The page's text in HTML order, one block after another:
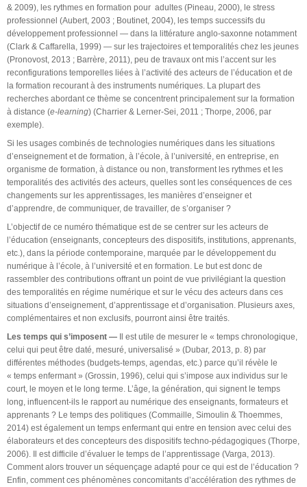
& 2009), les rythmes en formation pour adultes (Pineau, 2000), le stress
professionnel (Aubert, 2003 ; Boutinet, 2004), les temps successifs du
développement professionnel — dans la littérature anglo-saxonne notamment
(Clark & Caffarella, 1999) — sur les trajectoires et temporalités chez les jeunes
(Pronovost, 2013 ; Barrère, 2011), peu de travaux ont mis l’accent sur les
reconfigurations temporelles liées à l’activité des acteurs de l’éducation et de
la formation recourant à des instruments numériques. La plupart des
recherches abordant ce thème se concentrent principalement sur la formation
à distance (e-learning) (Charrier & Lerner-Sei, 2011 ; Thorpe, 2006, par
exemple).
Si les usages combinés de technologies numériques dans les situations
d’enseignement et de formation, à l’école, à l’université, en entreprise, en
organisme de formation, à distance ou non, transforment les rythmes et les
temporalités des activités des acteurs, quelles sont les conséquences de ces
changements sur les apprentissages, les manières d’enseigner et
d’apprendre, de communiquer, de travailler, de s’organiser ?
L’objectif de ce numéro thématique est de se centrer sur les acteurs de
l’éducation (enseignants, concepteurs des dispositifs, institutions, apprenants,
etc.), dans la période contemporaine, marquée par le développement du
numérique à l’école, à l’université et en formation. Le but est donc de
rassembler des contributions offrant un point de vue privilégiant la question
des temporalités en régime numérique et sur le vécu des acteurs dans ces
situations d’enseignement, d’apprentissage et d’organisation. Plusieurs axes,
complémentaires et non exclusifs, pourront ainsi être traités.
Les temps qui s’imposent — Il est utile de mesurer le « temps chronologique,
celui qui peut être daté, mesuré, universalisé » (Dubar, 2013, p. 8) par
différentes méthodes (budgets-temps, agendas, etc.) parce qu’il révèle le
« temps enfermant » (Grossin, 1996), celui qui s’impose aux individus sur le
court, le moyen et le long terme. L’âge, la génération, qui signent le temps
long, influencent-ils le rapport au numérique des enseignants, formateurs et
apprenants ? Le temps des politiques (Commaille, Simoulin & Thoemmes,
2014) est également un temps enfermant qui entre en tension avec celui des
élaborateurs et des concepteurs des dispositifs techno-pédagogiques (Thorpe,
2006). Il est difficile d’évaluer le temps de l’apprentissage (Varga, 2013).
Comment alors trouver un séquençage adapté pour ce qui est de l’éducation ?
Enfin, comment ces phénomènes concomitants d’accélération des rythmes de